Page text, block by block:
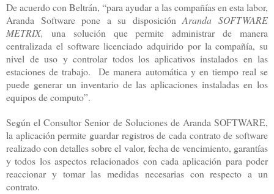
De acuerdo con Beltrán, “para ayudar a las compañías en esta labor,
Aranda Software pone a su disposiciónAranda SOFTWARE
METRIX, una solución que permite administrar de manera
centralizada el software licenciado adquirido por la compañía, su
nivel de uso y controlar todos los aplicativos instalados en las
estaciones de trabajo. De manera automática y en tiempo real se
puede generar un inventario de las aplicaciones instaladas en los
equipos de computo”.
Según el Consultor Senior de Soluciones de Aranda SOFTWARE,
la aplicaciónpermite guardar registros de cada contrato de software
realizado con detalles sobre el valor, fecha de vencimiento, garantías
y todos los aspectos relacionados con cada aplicación para poder
reaccionar y tomar las medidas necesarias con respecto a un
contrato.